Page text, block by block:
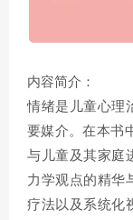
内容简介：
情绪是儿童心理
要媒介。在本书
与儿童及其家庭
力学观点的精华
疗法以及系统化